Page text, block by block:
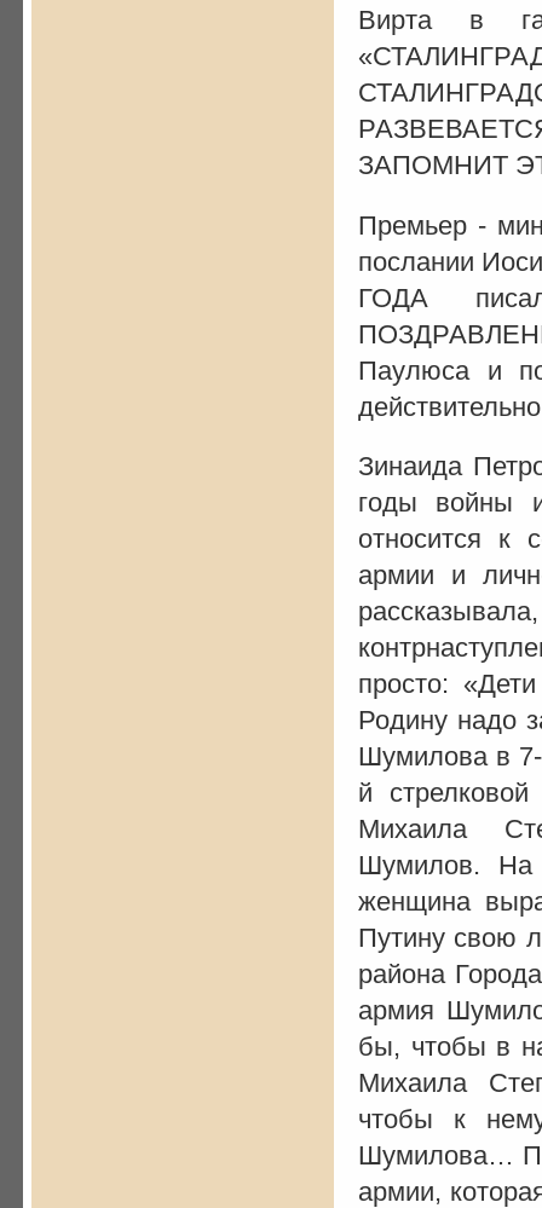
Вирта в
ЗАПОМНИТ
Премьер -
послании
ГОДА
Паулюса и
Зинаида
годы войны
относится к
армии и
просто:
Родину надо
Шумилова в 7-
й
Михаила
Шумилов. На
женщина
Путину свою
района
армия
бы, чтобы в
Михаила
чтобы к
Шумилова…
армии,